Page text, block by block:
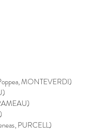
MONTEVERDI)
PURCELL)